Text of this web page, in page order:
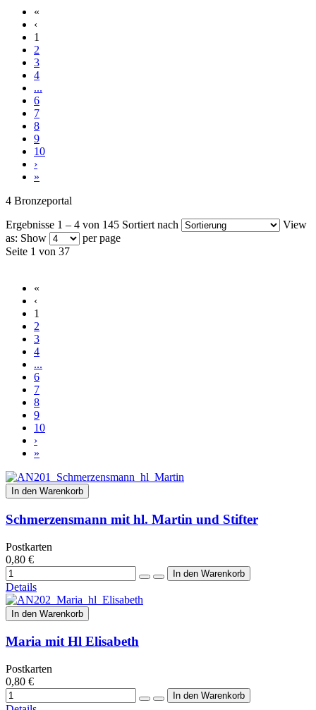
«
‹
1
2
3
4
...
6
7
8
9
10
›
»
4 Bronzeportal
Ergebnisse 1 – 4 von 145 Sortiert nach
View
as: Show
per page
Seite 1 von 37
«
‹
1
2
3
4
...
6
7
8
9
10
›
»
In den Warenkorb
Schmerzensmann mit hl. Martin und Stifter
Postkarten
0,80 €
Details
In den Warenkorb
Maria mit Hl Elisabeth
Postkarten
0,80 €